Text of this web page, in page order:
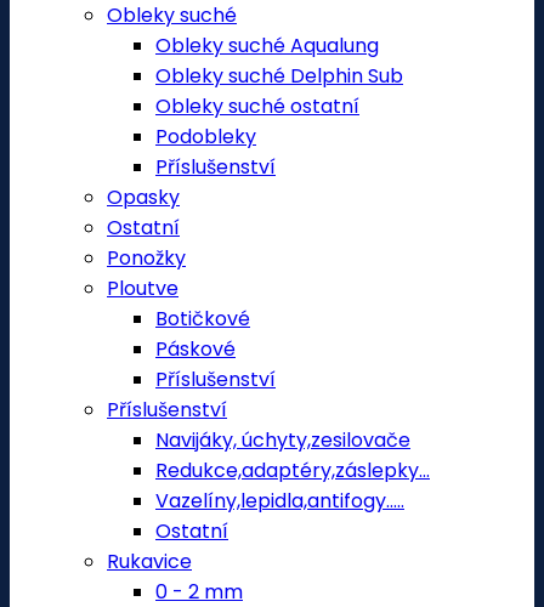
Obleky suché
Obleky suché Aqualung
Obleky suché Delphin Sub
Obleky suché ostatní
Podobleky
Příslušenství
Opasky
Ostatní
Ponožky
Ploutve
Botičkové
Páskové
Příslušenství
Příslušenství
Navijáky, úchyty,zesilovače
Redukce,adaptéry,záslepky...
Vazelíny,lepidla,antifogy.....
Ostatní
Rukavice
0 - 2 mm